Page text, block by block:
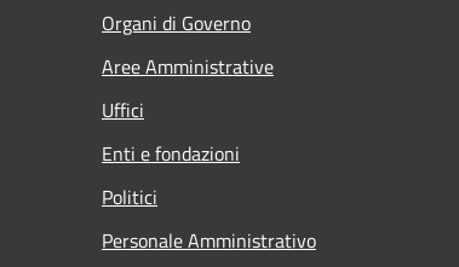
Organi di Governo
Aree Amministrative
Uffici
Enti e fondazioni
Politici
Personale Amministrativo